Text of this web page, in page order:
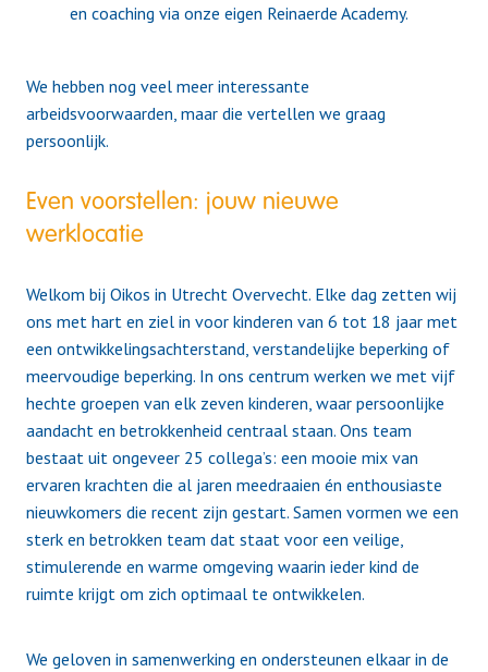
en coaching via onze eigen Reinaerde Academy.
We hebben nog veel meer interessante
arbeidsvoorwaarden, maar die vertellen we graag
persoonlijk.
Even voorstellen: jouw nieuwe
werklocatie
Welkom bij Oikos in Utrecht Overvecht. Elke dag zetten wij
ons met hart en ziel in voor kinderen van 6 tot 18 jaar met
een ontwikkelingsachterstand, verstandelijke beperking of
meervoudige beperking. In ons centrum werken we met vijf
hechte groepen van elk zeven kinderen, waar persoonlijke
aandacht en betrokkenheid centraal staan. Ons team
bestaat uit ongeveer 25 collega’s: een mooie mix van
ervaren krachten die al jaren meedraaien én enthousiaste
nieuwkomers die recent zijn gestart. Samen vormen we een
sterk en betrokken team dat staat voor een veilige,
stimulerende en warme omgeving waarin ieder kind de
ruimte krijgt om zich optimaal te ontwikkelen.
We geloven in samenwerking en ondersteunen elkaar in de